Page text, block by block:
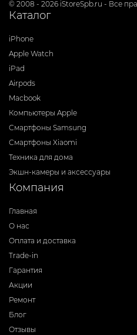
© 2008 - 2026 iStoreSpb.ru - Все
Каталог
iPhone
Apple Watch
iPad
Airpods
Macbook
Компьютеры Apple
Смартфоны Samsung
Смартфоны Xiaomi
Техника для дома
Экшн-камеры и аксессуары
Компания
Главная
О нас
Оплата и доставка
Trade-in
Гарантия
Акции
Ремонт
Блог
Отзывы